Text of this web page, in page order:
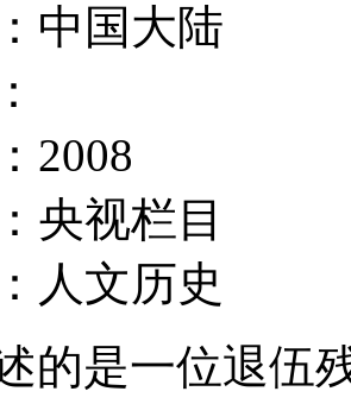
国大陆
视栏目
文历史
的是一位退伍